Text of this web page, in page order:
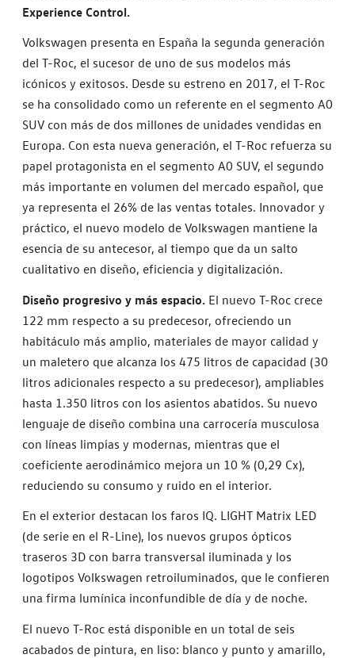
Experience Control.
Volkswagen presenta en España la segunda generación
del T-Roc, el sucesor de uno de sus modelos más
icónicos y exitosos. Desde su estreno en 2017, el T-Roc
se ha consolidado como un referente en el segmento A0
SUV con más de dos millones de unidades vendidas en
Europa. Con esta nueva generación, el T-Roc refuerza su
papel protagonista en el segmento A0 SUV, el segundo
más importante en volumen del mercado español, que
ya representa el 26% de las ventas totales. Innovador y
práctico, el nuevo modelo de Volkswagen mantiene la
esencia de su antecesor, al tiempo que da un salto
cualitativo en diseño, eficiencia y digitalización.
Diseño progresivo y más espacio. El nuevo T-Roc crece
122 mm respecto a su predecesor, ofreciendo un
habitáculo más amplio, materiales de mayor calidad y
un maletero que alcanza los 475 litros de capacidad (30
litros adicionales respecto a su predecesor), ampliables
hasta 1.350 litros con los asientos abatidos. Su nuevo
lenguaje de diseño combina una carrocería musculosa
con líneas limpias y modernas, mientras que el
coeficiente aerodinámico mejora un 10 % (0,29 Cx),
reduciendo su consumo y ruido en el interior.
En el exterior destacan los faros IQ. LIGHT Matrix LED
(de serie en el R-Line), los nuevos grupos ópticos
traseros 3D con barra transversal iluminada y los
logotipos Volkswagen retroiluminados, que le confieren
una firma lumínica inconfundible de día y de noche.
El nuevo T-Roc está disponible en un total de seis
acabados de pintura, en liso: blanco y punto y amarillo,